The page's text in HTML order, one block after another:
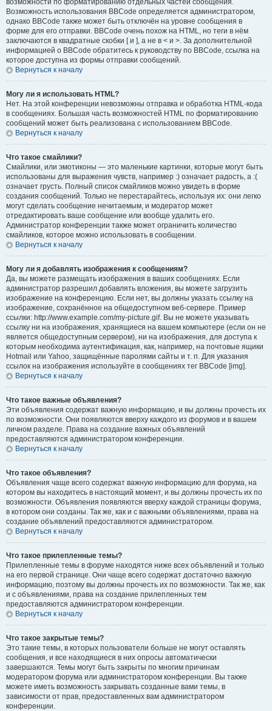
возможности по форматированию отдельных частей сообщения.
Возможность использования BBCode определяется администратором,
однако BBCode также может быть отключён на уровне сообщения в
форме для его отправки. BBCode очень похож на HTML, но теги в нём
заключаются в квадратные скобки [ и ], а не в < и >. За дополнительной
информацией о BBCode обратитесь к руководству по BBCode, ссылка на
которое доступна из формы отправки сообщений.
Вернуться к началу
Могу ли я использовать HTML?
Нет. На этой конференции невозможны отправка и обработка HTML-кода
в сообщениях. Большая часть возможностей HTML по форматированию
сообщений может быть реализована с использованием BBCode.
Вернуться к началу
Что такое смайлики?
Смайлики, или эмотиконы — это маленькие картинки, которые могут быть
использованы для выражения чувств, например :) означает радость, а :(
означает грусть. Полный список смайликов можно увидеть в форме
создания сообщений. Только не перестарайтесь, используя их: они легко
могут сделать сообщение нечитаемым, и модератор может
отредактировать ваше сообщение или вообще удалить его.
Администратор конференции также может ограничить количество
смайликов, которое можно использовать в сообщении.
Вернуться к началу
Могу ли я добавлять изображения к сообщениям?
Да, вы можете размещать изображения в ваших сообщениях. Если
администратор разрешил добавлять вложения, вы можете загрузить
изображение на конференцию. Если нет, вы должны указать ссылку на
изображение, сохранённое на общедоступном веб-сервере. Пример
ссылки: http://www.example.com/my-picture.gif. Вы не можете указывать
ссылку ни на изображения, хранящиеся на вашем компьютере (если он не
является общедоступным сервером), ни на изображения, для доступа к
которым необходима аутентификация, как, например, на почтовые ящики
Hotmail или Yahoo, защищённые паролями сайты и т. п. Для указания
ссылок на изображения используйте в сообщениях тег BBCode [img].
Вернуться к началу
Что такое важные объявления?
Эти объявления содержат важную информацию, и вы должны прочесть их
по возможности. Они появляются вверху каждого из форумов и в вашем
личном разделе. Права на создание важных объявлений
предоставляются администратором конференции.
Вернуться к началу
Что такое объявления?
Объявления чаще всего содержат важную информацию для форума, на
котором вы находитесь в настоящий момент, и вы должны прочесть их по
возможности. Объявления появляются вверху каждой страницы форума,
в котором они созданы. Так же, как и с важными объявлениями, права на
создание объявлений предоставляются администратором.
Вернуться к началу
Что такое прилепленные темы?
Прилепленные темы в форуме находятся ниже всех объявлений и только
на его первой странице. Они чаще всего содержат достаточно важную
информацию, поэтому вы должны прочесть их по возможности. Так же, как
и с объявлениями, права на создание прилепленных тем
предоставляются администратором конференции.
Вернуться к началу
Что такое закрытые темы?
Это такие темы, в которых пользователи больше не могут оставлять
сообщения, и все находящиеся в них опросы автоматически
завершаются. Темы могут быть закрыты по многим причинам
модератором форума или администратором конференции. Вы также
можете иметь возможность закрывать созданные вами темы, в
зависимости от прав, предоставленных вам администратором
конференции.